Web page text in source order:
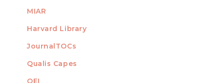
MIAR
Harvard Library
JournalTOCs
Qualis Capes
OEI